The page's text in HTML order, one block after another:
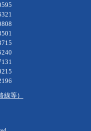
等）